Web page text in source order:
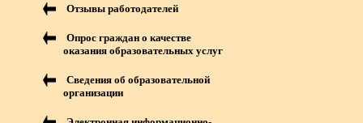
Отзывы работодателей
Опрос граждан о качестве
оказания образовательных услуг
Сведения об образовательной
организации